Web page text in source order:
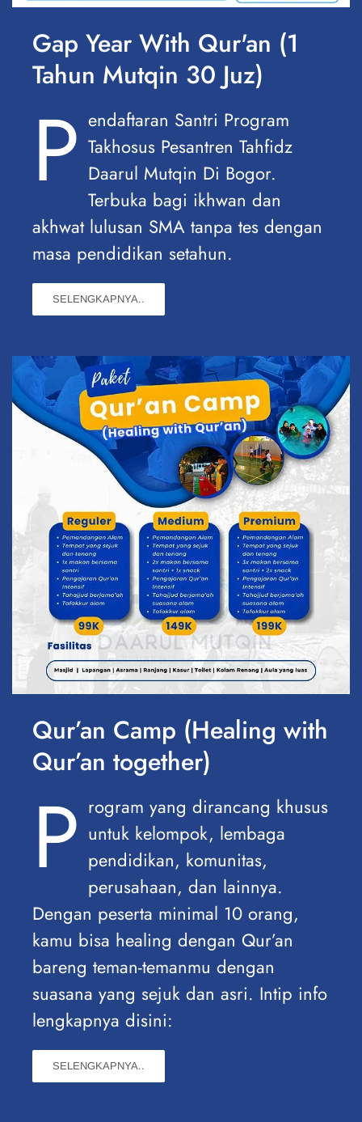
Gap Year With Qur'an (1
Tahun Mutqin 30 Juz)
P endaftaran Santri Program
Takhosus Pesantren Tahfidz
Daarul Mutqin Di Bogor.
Terbuka bagi ikhwan dan
akhwat lulusan SMA tanpa tes dengan
masa pendidikan setahun.
SELENGKAPNYA..
Qur’an Camp (Healing with
Qur’an together)
P rogram yang dirancang khusus
untuk kelompok, lembaga
pendidikan, komunitas,
perusahaan, dan lainnya.
Dengan peserta minimal 10 orang,
kamu bisa healing dengan Qur’an
bareng teman-temanmu dengan
suasana yang sejuk dan asri. Intip info
lengkapnya disini:
SELENGKAPNYA..